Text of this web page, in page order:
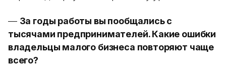
— За годы работы вы пообщались с
тысячами предпринимателей. Какие ошибки
владельцы малого бизнеса повторяют чаще
всего?